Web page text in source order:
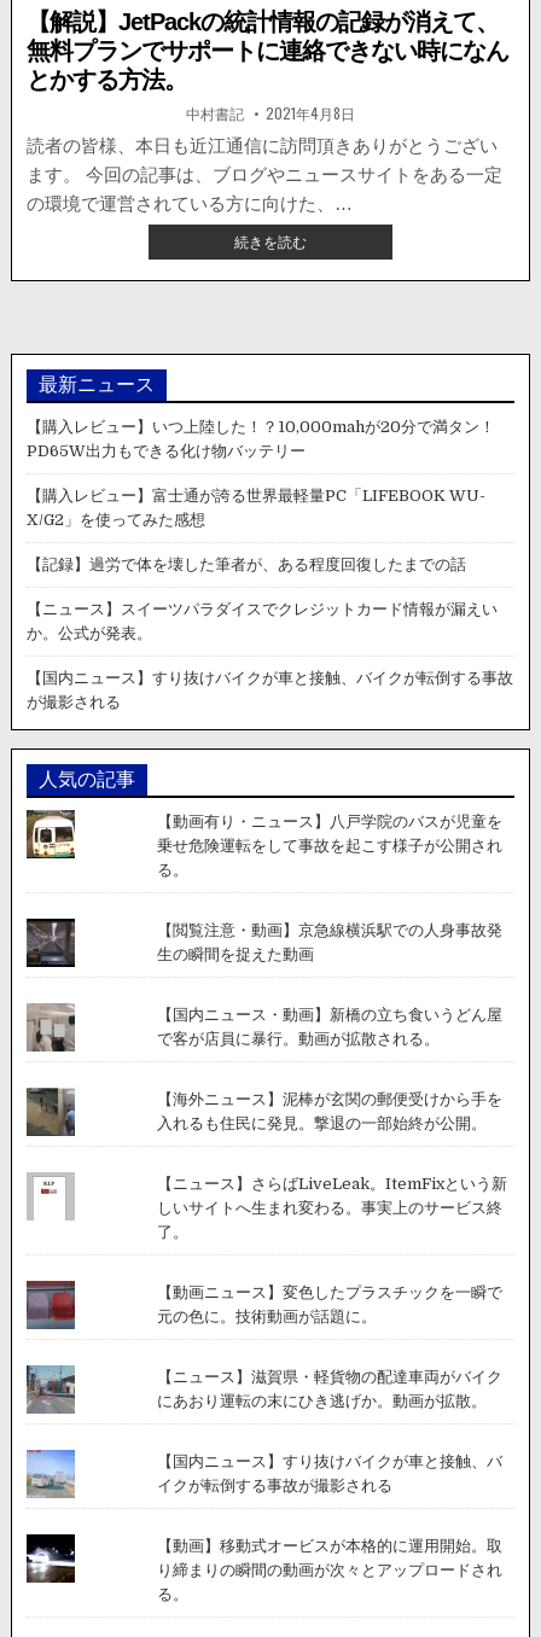
in
【解説】JetPackの統計情報の記録が消えて、
無料プランでサポートに連絡できない時になん
とかする方法。
著
者:
中村書記 掲
載
日：
2021年4月8日
読者の皆様、本日も近江通信に訪問頂きありがとうござい
ます。 今回の記事は、ブログやニュースサイトをある一定
の環境で運営されている方に向けた、…
続きを読む【解
説】
JETPACK
計
報
の
が
て、
料
ン
に
連
絡
な
い
な
ん
と
す
る
法。
最新ニュース
【購入レビュー】いつ上陸した！？10,000mahが20分で満タン！
PD65W出力もできる化け物バッテリー
【購入レビュー】富士通が誇る世界最軽量PC「LIFEBOOK WU-
X/G2」を使ってみた感想
【記録】過労で体を壊した筆者が、ある程度回復したまでの話
【ニュース】スイーツパラダイスでクレジットカード情報が漏えい
か。公式が発表。
【国内ニュース】すり抜けバイクが車と接触、バイクが転倒する事故
が撮影される
人気の記事
【動画有り・ニュース】八戸学院のバスが児童を
乗せ危険運転をして事故を起こす様子が公開され
る。
【閲覧注意・動画】京急線横浜駅での人身事故発
生の瞬間を捉えた動画
【国内ニュース・動画】新橋の立ち食いうどん屋
で客が店員に暴行。動画が拡散される。
【海外ニュース】泥棒が玄関の郵便受けから手を
入れるも住民に発見。撃退の一部始終が公開。
【ニュース】さらばLiveLeak。ItemFixという新
しいサイトへ生まれ変わる。事実上のサービス終
了。
【動画ニュース】変色したプラスチックを一瞬で
元の色に。技術動画が話題に。
【ニュース】滋賀県・軽貨物の配達車両がバイク
にあおり運転の末にひき逃げか。動画が拡散。
【国内ニュース】すり抜けバイクが車と接触、バ
イクが転倒する事故が撮影される
【動画】移動式オービスが本格的に運用開始。取
り締まりの瞬間の動画が次々とアップロードされ
る。